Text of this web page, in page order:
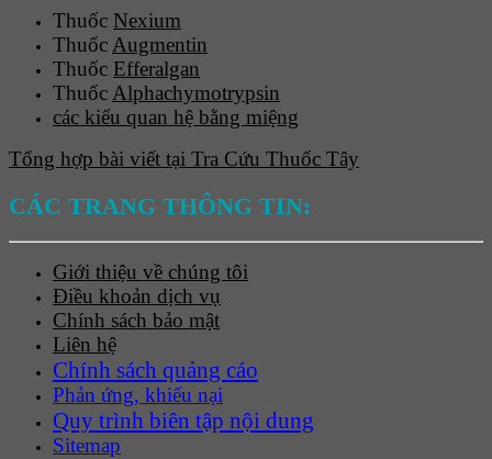
Thuốc Nexium
Thuốc Augmentin
Thuốc Efferalgan
Thuốc Alphachymotrypsin
các kiểu quan hệ bằng miệng
Tổng hợp bài viết tại Tra Cứu Thuốc Tây
CÁC TRANG THÔNG TIN:
Giới thiệu về chúng tôi
Điều khoản dịch vụ
Chính sách bảo mật
Liên hệ
Chính sách quảng cáo
Phản ứng, khiếu nại
Quy trình biên tập nội dung
Sitemap